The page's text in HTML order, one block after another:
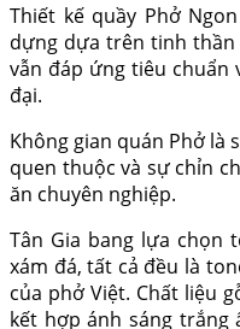
Thiết kế quầy Phở
dựng dựa trên tinh
vẫn đáp ứng tiêu chuẩn
đại.
Không gian quán Phở
quen thuộc và sự chỉn
ăn chuyên nghiệp.
Tân Gia bang lựa chọn
xám đá, tất cả đều là
của phở Việt. Chất liệu
kết hợp ánh sáng trắng